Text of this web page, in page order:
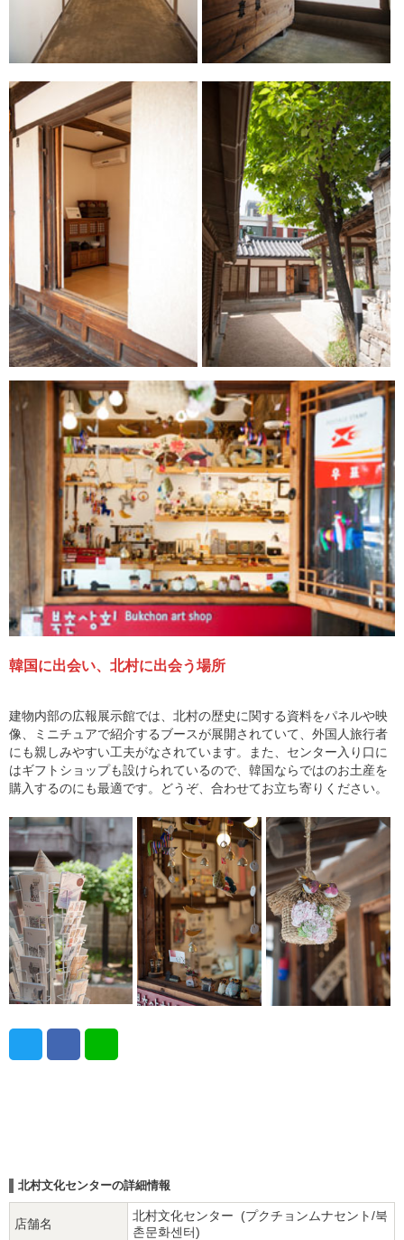
韓国に出会い、北村に出会う場所
建物内部の広報展示館では、北村の歴史に関する資料をパネルや映
像、ミニチュアで紹介するブースが展開されていて、外国人旅行者
にも親しみやすい工夫がなされています。また、センター入り口に
はギフトショップも設けられているので、韓国ならではのお土産を
購入するのにも最適です。どうぞ、合わせてお立ち寄りください。
北村文化センターの詳細情報
店舗名
北村文化センター (プクチョンムナセント/북
촌문화센터)